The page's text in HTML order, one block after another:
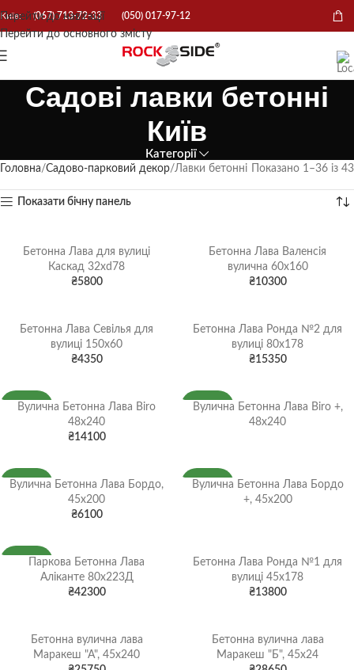
Перейти до навігації
Перейти до основного змісту
Київ: (067) 713-72-33 (050) 017-97-12
Садові лавки бетонні
Київ
Категорії
Головна Садово-парковий декор Лавки бетонні Показано 1–36 із 43
Показати бічну панель
Бетонна Лава для вулиці
Каскад 32xd78
₴5800
Бетонна Лава Валенсія
вулична 60х160
₴10300
Бетонна Лава Севілья для
вулиці 150х60
₴4350
Бетонна Лава Ронда №2 для
вулиці 80x178
₴15350
НОВИНКА
Вулична Бетонна Лава Biro
48x240
₴14100
НОВИНКА
Вулична Бетонна Лава Biro +,
48x240
НОВИНКА
Вулична Бетонна Лава Бордо,
45x200
₴6100
НОВИНКА
Вулична Бетонна Лава Бордо
+, 45x200
НОВИНКАПаркова Бетонна Лава
Аліканте 80x223Д
₴42300
Бетонна Лава Ронда №1 для
вулиці 45x178
₴13800
Бетонна вулична лава
Маракеш "А", 45x240
Бетонна вулична лава
Маракеш "Б", 45x24